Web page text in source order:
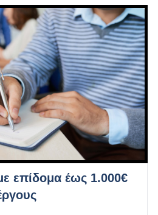
επίδομα έως 1.000€